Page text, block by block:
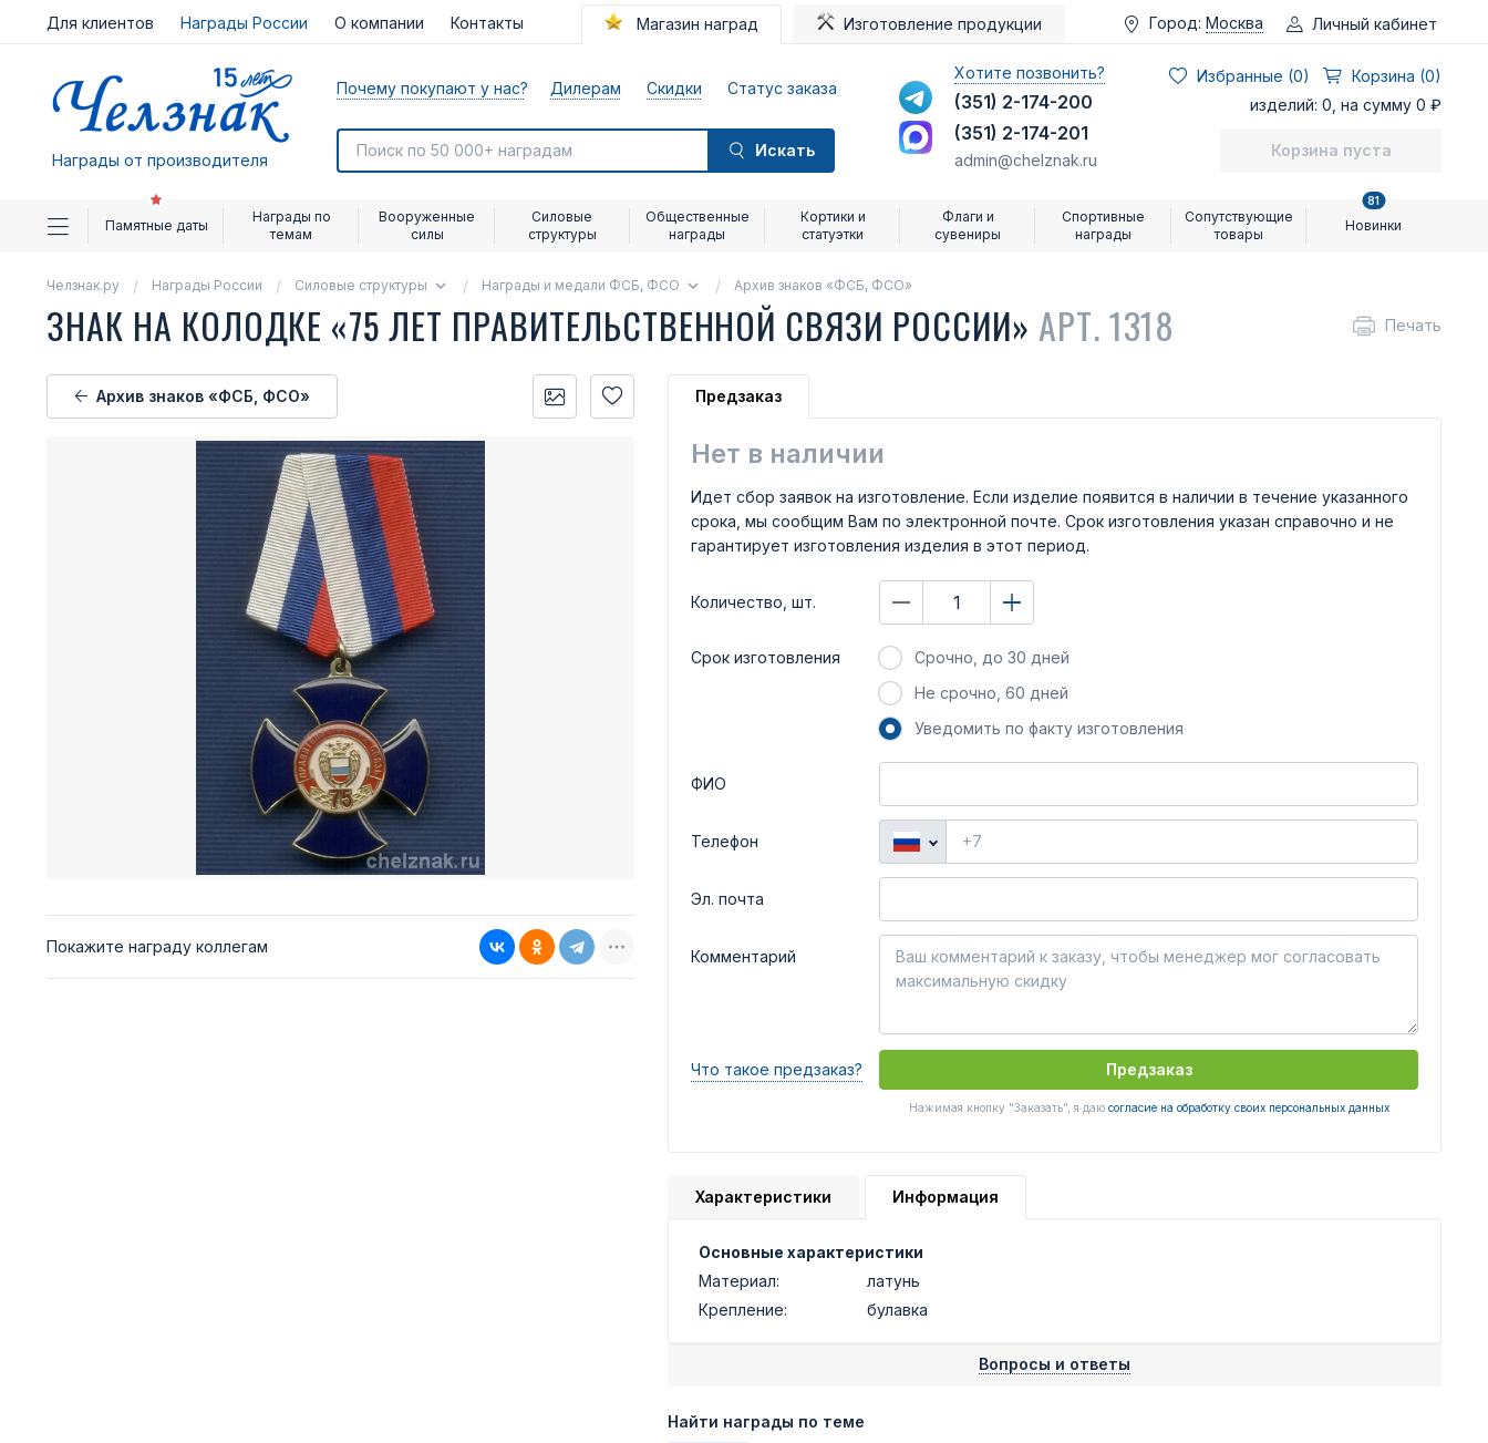
Для клиентов Награды России О компании Контакты Магазин наград Изготовление продукции Город: Москва Личный кабинет
Награды от производителя
Почему покупают у нас? Дилерам Скидки Статус заказа
Искать
Хотите позвонить?
(351) 2-174-200
(351) 2-174-201
admin@chelznak.ru
Избранные (0)
Корзина (0)
изделий: 0, на сумму 0 ₽
Корзина пуста
Памятные даты
Награды по
темам
Вооруженные
силы
Силовые
структуры
Общественные
награды
Кортики и
статуэтки
Флаги и
сувениры
Спортивные
награды
Сопутствующие
товары
Новинки
81
Челзнак.ру Награды России Силовые структуры Награды и медали ФСБ, ФСО Архив знаков «ФСБ, ФСО»
ЗНАК НА КОЛОДКЕ «75 ЛЕТ ПРАВИТЕЛЬСТВЕННОЙ СВЯЗИ РОССИИ» АРТ. 1318 Печать
Архив знаков «ФСБ, ФСО»
Покажите награду коллегам
Предзаказ
Нет в наличии
Идет сбор заявок на изготовление. Если изделие появится в наличии в течение указанного
срока, мы сообщим Вам по электронной почте. Срок изготовления указан справочно и не
гарантирует изготовления изделия в этот период.
Количество, шт.
Срок изготовления
Срочно, до 30 дней
Не срочно, 60 дней
Уведомить по факту изготовления
ФИО
Телефон
Эл. почта
Комментарий
Что такое предзаказ? Предзаказ
Нажимая кнопку "Заказать", я даю согласие на обработку своих персональных данных
Характеристики Информация
Основные характеристики
Материал:
латунь
Крепление:
булавка
Вопросы и ответы
Найти награды по теме